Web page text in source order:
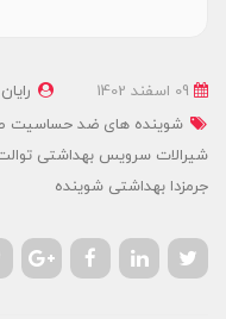
شوینده های ضد حساسیت
شیرالات سرویس بهداشتی
جرمزدا بهداشتی شوینده